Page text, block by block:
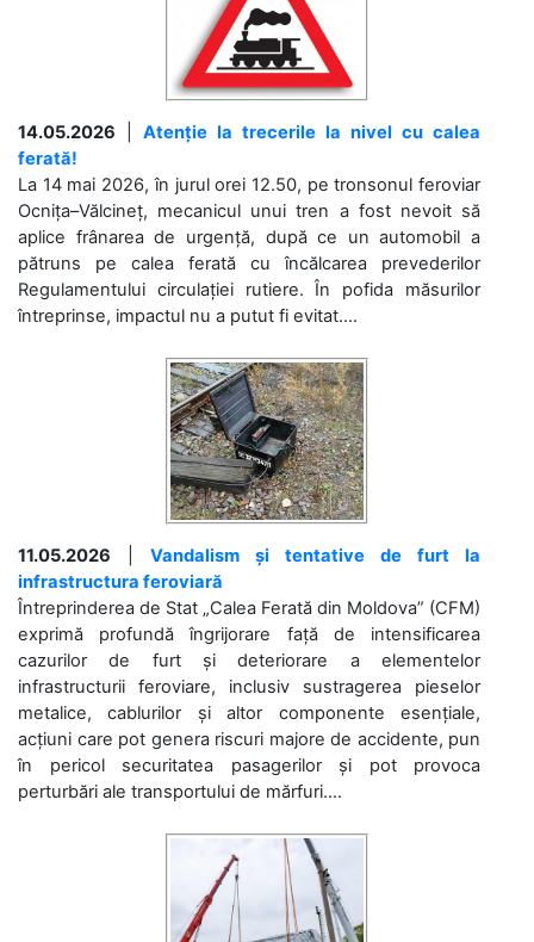
14.05.2026
Atenție la trecerile la nivel cu calea
ferată!
La 14 mai 2026, în jurul orei 12.50, pe tronsonul feroviar
Ocnița–Vălcineț, mecanicul unui tren a fost nevoit să
aplice frânarea de urgență, după ce un automobil a
pătruns pe calea ferată cu încălcarea prevederilor
Regulamentului circulației rutiere. În pofida măsurilor
întreprinse, impactul nu a putut fi evitat....
11.05.2026
Vandalism și tentative de furt la
infrastructura feroviară
Întreprinderea de Stat „Calea Ferată din Moldova” (CFM)
exprimă profundă îngrijorare față de intensificarea
cazurilor de furt și deteriorare a elementelor
infrastructurii feroviare, inclusiv sustragerea pieselor
metalice, cablurilor și altor componente esențiale,
acțiuni care pot genera riscuri majore de accidente, pun
în pericol securitatea pasagerilor și pot provoca
perturbări ale transportului de mărfuri....